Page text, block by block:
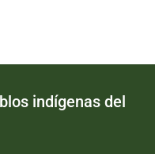
indígenas del